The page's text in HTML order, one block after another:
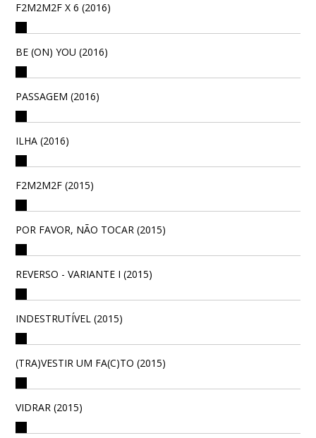
F2M2M2F X 6 (2016)
BE (ON) YOU (2016)
PASSAGEM (2016)
ILHA (2016)
F2M2M2F (2015)
POR FAVOR, NÃO TOCAR (2015)
REVERSO - VARIANTE I (2015)
INDESTRUTÍVEL (2015)
(TRA)VESTIR UM FA(C)TO (2015)
VIDRAR (2015)